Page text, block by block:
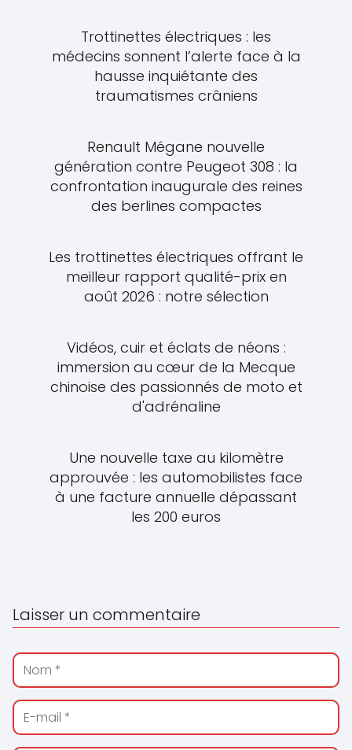
Trottinettes électriques : les
médecins sonnent l’alerte face à la
hausse inquiétante des
traumatismes crâniens
Renault Mégane nouvelle
génération contre Peugeot 308 : la
confrontation inaugurale des reines
des berlines compactes
Les trottinettes électriques offrant le
meilleur rapport qualité-prix en
août 2026 : notre sélection
Vidéos, cuir et éclats de néons :
immersion au cœur de la Mecque
chinoise des passionnés de moto et
d'adrénaline
Une nouvelle taxe au kilomètre
approuvée : les automobilistes face
à une facture annuelle dépassant
les 200 euros
Laisser un commentaire